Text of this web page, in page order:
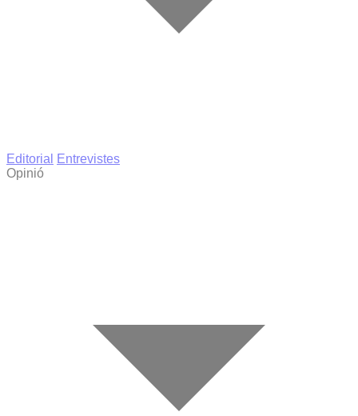
Editorial
Entrevistes
Opinió